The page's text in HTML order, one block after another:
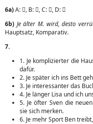
6a)A: , B: , C: , D: 
6b) Je älter M. wird, desto
Hauptsatz, Komparativ.
7.
1. Je komplizierter die
dafür.
2. Je später ich ins Bett
3. Je interessanter das
4. Je länger Lisa und ich
5. Je öfter Sven die
sie sich merken.
6. Je mehr Sport Ben